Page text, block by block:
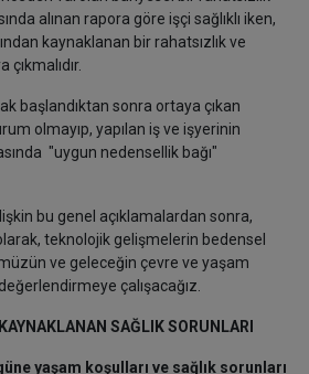
alınan rapora göre işçi sağlıklı iken,
kaynaklanan bir rahatsızlık ve
sonra ortaya çıkan
olmayıp, yapılan iş ve işyerinin
"uygun nedensellik bağı"
bu genel açıklamalardan sonra,
teknolojik gelişmelerin bedensel
ve geleceğin çevre ve yaşam
çalışacağız.
SAĞLIK SORUNLARI
yaşam koşulları ve sağlık sorunları